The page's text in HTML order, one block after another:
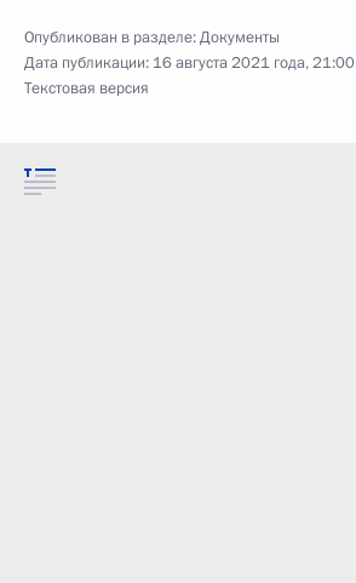
Опубликован в разделе:Документы
Дата публикации: 16 августа 2021 года, 21:00
Текстовая версия